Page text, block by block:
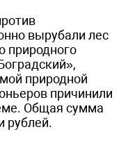
вырубали лес
природного
природной
причинили
Общая сумма
рублей.